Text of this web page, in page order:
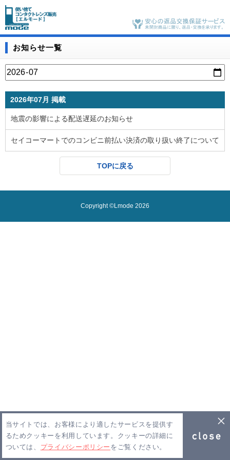
お知らせ一覧
2026年07月 掲載
地震の影響による配送遅延のお知らせ
セイコーマートでのコンビニ前払い決済の取り扱い終了について
TOPに戻る
Copyright ©Lmode 2026
当サイトでは、お客様により適したサービスを提供す
るためクッキーを利用しています。クッキーの詳細に
ついては、 プライバシーポリシー をご覧ください。